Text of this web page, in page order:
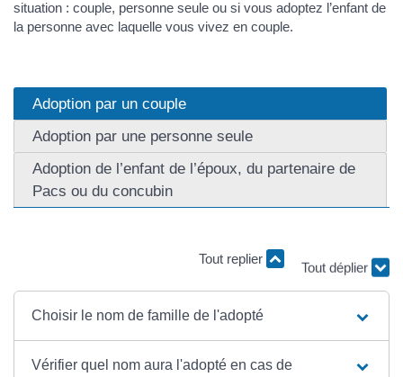
situation : couple, personne seule ou si vous adoptez l’enfant de
la personne avec laquelle vous vivez en couple.
Adoption par un couple
Adoption par une personne seule
Adoption de l’enfant de l’époux, du partenaire de
Pacs ou du concubin
Tout replier Tout déplier
Choisir le nom de famille de l'adopté
Vérifier quel nom aura l'adopté en cas de